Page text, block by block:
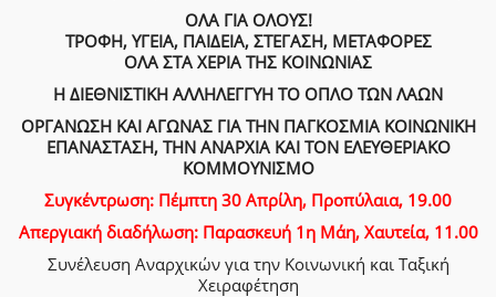
ΟΛΑ ΓΙΑ ΟΛΟΥΣ!
ΤΡΟΦΗ, ΥΓΕΙΑ, ΠΑΙΔΕΙΑ, ΣΤΕΓΑΣΗ, ΜΕΤΑΦΟΡΕΣ
ΟΛΑ ΣΤΑ ΧΕΡΙΑ ΤΗΣ ΚΟΙΝΩΝΙΑΣ
Η ΔΙΕΘΝΙΣΤΙΚΗ ΑΛΛΗΛΕΓΓΥΗ ΤΟ ΟΠΛΟ ΤΩΝ ΛΑΩΝ
ΟΡΓΑΝΩΣΗ ΚΑΙ ΑΓΩΝΑΣ ΓΙΑ ΤΗΝ ΠΑΓΚΟΣΜΙΑ ΚΟΙΝΩΝΙΚΗ
ΕΠΑΝΑΣΤΑΣΗ, ΤΗΝ ΑΝΑΡΧΙΑ ΚΑΙ ΤΟΝ ΕΛΕΥΘΕΡΙΑΚΟ
ΚΟΜΜΟΥΝΙΣΜΟ
Συγκέντρωση: Πέμπτη 30 Απρίλη, Προπύλαια, 19.00
Απεργιακή διαδήλωση: Παρασκευή 1η Μάη, Χαυτεία, 11.00
Συνέλευση Αναρχικών για την Κοινωνική και Ταξική
Χειραφέτηση